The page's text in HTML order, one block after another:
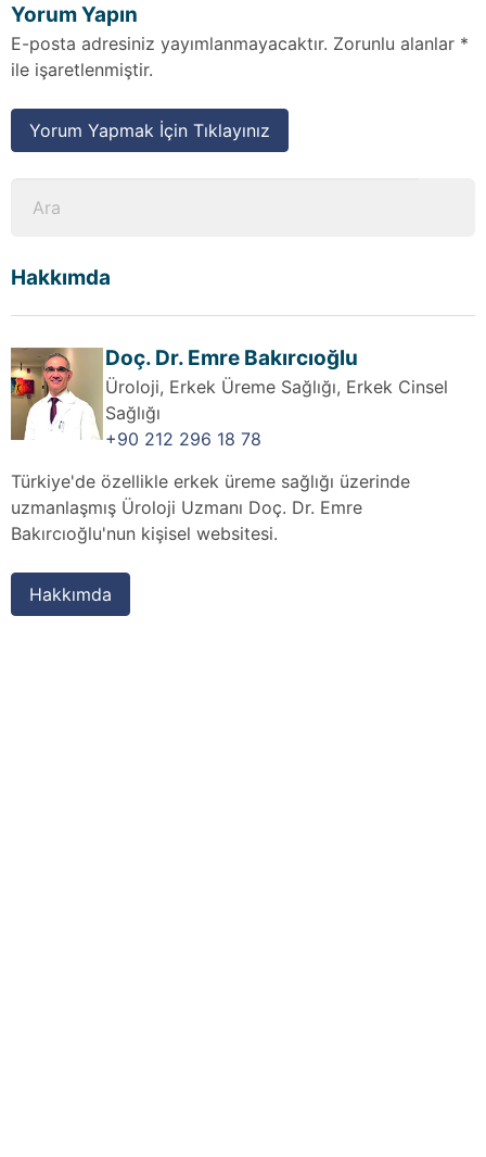
Yorum Yapın
E-posta adresiniz yayımlanmayacaktır. Zorunlu alanlar *
ile işaretlenmiştir.
Yorum Yapmak İçin Tıklayınız
Hakkımda
Doç. Dr. Emre Bakırcıoğlu
Üroloji, Erkek Üreme Sağlığı, Erkek Cinsel
Sağlığı
+90 212 296 18 78
Türkiye'de özellikle erkek üreme sağlığı üzerinde
uzmanlaşmış Üroloji Uzmanı Doç. Dr. Emre
Bakırcıoğlu'nun kişisel websitesi.
Hakkımda